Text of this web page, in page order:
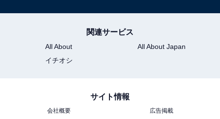
関連サービス
All About
All About Japan
イチオシ
サイト情報
会社概要
広告掲載